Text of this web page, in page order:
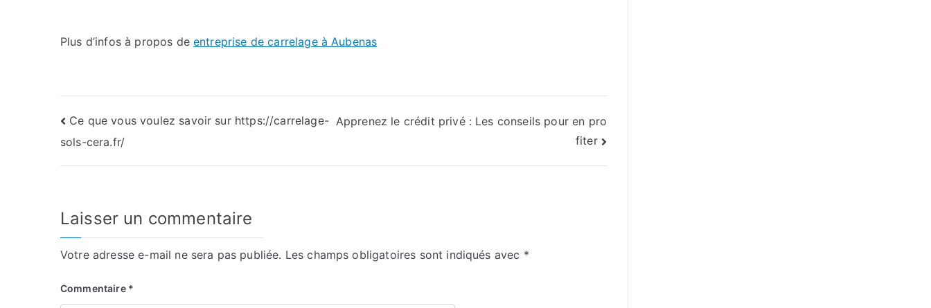
Plus d’infos à propos deentreprise de carrelage à Aubenas
Navigation
de
Ce que vous voulez savoir sur https://carrelage-
sols-cera.fr/
Apprenez le crédit privé : Les conseils pour en pro
fiter
Laisser un commentaire
Votre adresse e-mail ne sera pas publiée. Les champs obligatoires sont indiqués avec *
Commentaire *